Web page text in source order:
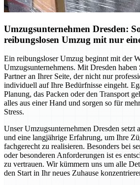
Umzugsunternehmen Dresden:
reibungslosen Umzug mit nur
Ein reibungsloser Umzug beginnt mit der
Umzugsunternehmens. Mit Dresden haben
Partner an Ihrer Seite, der nicht nur
individuell auf Ihre Bedürfnisse eingeht.
Planung, das Packen oder den Transport
alles aus einer Hand und sorgen so für
Stress.
Unser Umzugsunternehmen Dresden setzt
und eine langjährige Erfahrung, um Ihre
fachgerecht zu realisieren. Besonders bei
oder besonderen Anforderungen ist es
zu vertrauen. Wir kümmern uns um alle
den Start in Ihr neues Zuhause